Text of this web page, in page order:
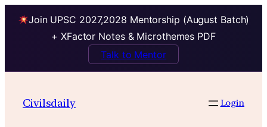
Join UPSC 2027,2028 Mentorship (August Batch)
+ XFactor Notes & Microthemes PDF
Talk to Mentor
contentCivilsdaily Login